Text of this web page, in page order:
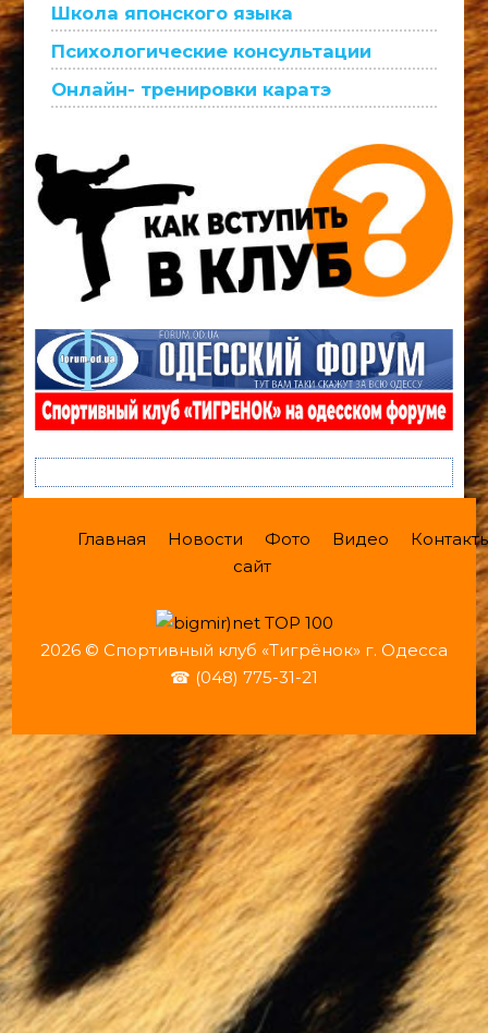
Школа японского языка
Психологические консультации
Онлайн- тренировки каратэ
Главная Новости Фото Видео
сайт
2026 © Спортивный клуб «Тигрёнок» г. Одесса
☎ (048) 775-31-21